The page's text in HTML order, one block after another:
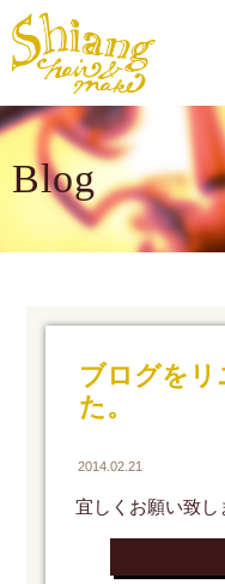
Blog
ブログをリ
た。
2014.02.21
宜しくお願い致し